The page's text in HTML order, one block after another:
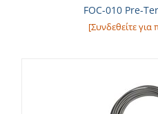
FOC-010 Pre-
[Συνδεθείτε